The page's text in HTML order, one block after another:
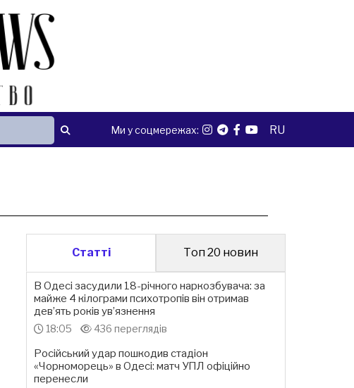
Ми у соцмережах: RU
Статті Топ 20 новин
В Одесі засудили 18-річного наркозбувача: за
майже 4 кілограми психотропів він отримав
дев’ять років ув’язнення
18:05 436 переглядів
Російський удар пошкодив стадіон
«Чорноморець» в Одесі: матч УПЛ офіційно
перенесли